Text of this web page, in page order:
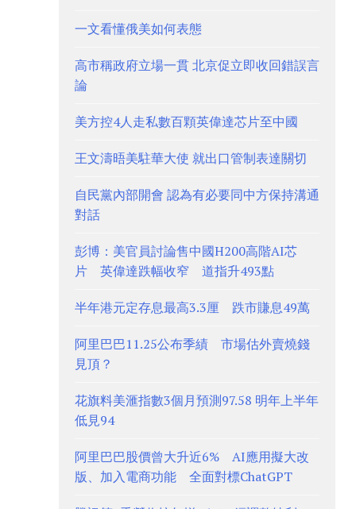
一文看懂俄美如何表態
高市稱政府立場一貫 北京促立即收回錯誤言
論
美方控4人走私數百顆英偉達芯片至中國
王文濤晤美駐華大使 就出口管制表達關切
自民黨內部開會 認為有必要同中方保持溝通
對話
彭博：美官員討論售中國H200高階AI芯
片 英偉達跌幅收窄 道指升493點
半年港元定存息最高3.3厘 跌市賺息49萬
阿里巴巴11.25公布季績 市場估外賣燒錢
見頂？
花旗料美滙指數3個月預測97.58 明年上半年
低見94
阿里巴巴股價曾大升近6% AI應用擬大改
版、加入電商功能 全面對標ChatGPT